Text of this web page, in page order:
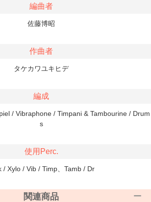
編曲者
佐藤博昭
作曲者
タケカワユキヒデ
編成
/ Vibraphone / Timpani & Tambourine / Drum
s
使用Perc.
/ Xylo / Vib / Timp、Tamb / Dr
関連商品